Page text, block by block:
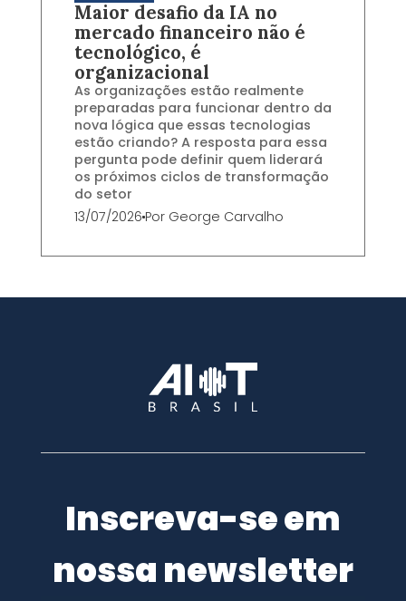
Maior desafio da IA no
mercado financeiro não é
tecnológico, é
organizacional
As organizações estão realmente
preparadas para funcionar dentro da
nova lógica que essas tecnologias
estão criando? A resposta para essa
pergunta pode definir quem liderará
os próximos ciclos de transformação
do setor
13/07/2026Por George Carvalho
Inscreva-se em
nossa newsletter